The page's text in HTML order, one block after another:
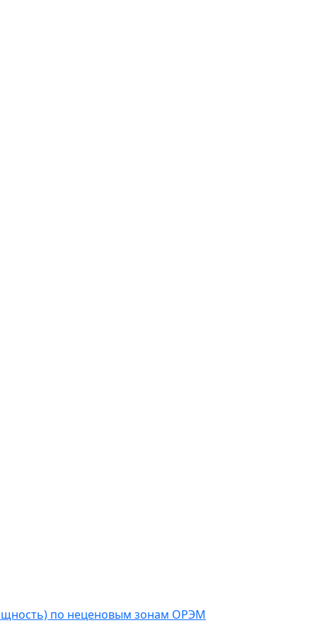
по неценовым зонам ОРЭМ